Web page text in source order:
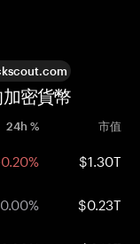
加密貨幣
24h % 市值
$1.30T
0.00% $0.23T